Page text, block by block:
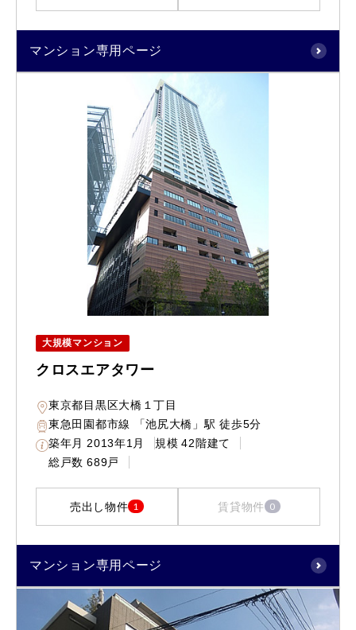
マンション専用ページ
大規模マンション
クロスエアタワー
東京都目黒区大橋１丁目
東急田園都市線 「池尻大橋」駅 徒歩5分
築年月 2013年1月 規模 42階建て
総戸数 689戸
売出し物件 1 賃貸物件 0
マンション専用ページ